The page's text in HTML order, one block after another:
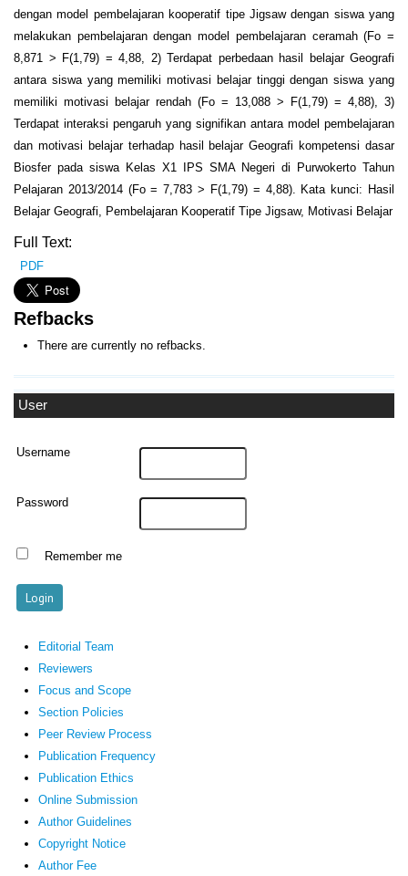
User
Username
Password
Remember me
Editorial Team
Reviewers
Focus and Scope
Section Policies
Peer Review Process
Publication Frequency
Publication Ethics
Online Submission
Author Guidelines
Copyright Notice
Author Fee
dengan model pembelajaran kooperatif tipe Jigsaw dengan siswa yang
melakukan pembelajaran dengan model pembelajaran ceramah (Fo =
8,871 > F(1,79) = 4,88, 2) Terdapat perbedaan hasil belajar Geografi
antara siswa yang memiliki motivasi belajar tinggi dengan siswa yang
memiliki motivasi belajar rendah (Fo = 13,088 > F(1,79) = 4,88), 3)
Terdapat interaksi pengaruh yang signifikan antara model pembelajaran
dan motivasi belajar terhadap hasil belajar Geografi kompetensi dasar
Biosfer pada siswa Kelas X1 IPS SMA Negeri di Purwokerto Tahun
Pelajaran 2013/2014 (Fo = 7,783 > F(1,79) = 4,88). Kata kunci: Hasil
Belajar Geografi, Pembelajaran Kooperatif Tipe Jigsaw, Motivasi Belajar
Full Text:
PDF
Refbacks
There are currently no refbacks.